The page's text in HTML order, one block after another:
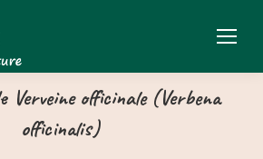
Verveine officinale (Verbena
officinalis)